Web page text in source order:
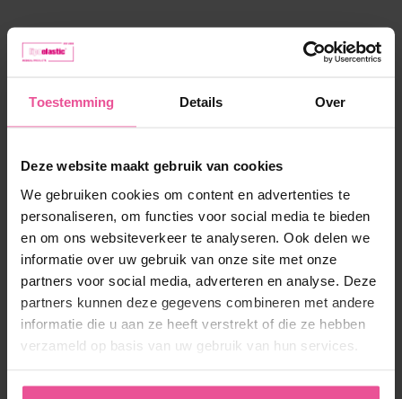
Toestemming Details Over
Deze website maakt gebruik van cookies
We gebruiken cookies om content en advertenties te
personaliseren, om functies voor social media te bieden
en om ons websiteverkeer te analyseren. Ook delen we
informatie over uw gebruik van onze site met onze
partners voor social media, adverteren en analyse. Deze
partners kunnen deze gegevens combineren met andere
informatie die u aan ze heeft verstrekt of die ze hebben
verzameld op basis van uw gebruik van hun services.
Maat:
Op voorraad
161,90 €
- + In winkelmandje